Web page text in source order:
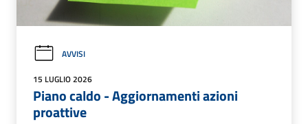
AVVISI
15 LUGLIO 2026
Piano caldo - Aggiornamenti azioni
proattive